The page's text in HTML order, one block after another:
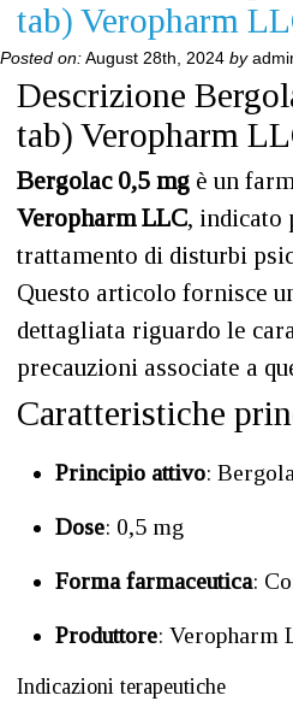
tab) Veropharm
Posted on:August 28th, 2024 by
Descrizione
tab) Veropharm
Bergolac 0,5 mg è un
Veropharm LLC, indicato
trattamento di disturbi
Questo articolo fornisce
dettagliata riguardo le
precauzioni associate a
Caratteristiche
Principio attivo:
Dose: 0,5 mg
Forma farmaceutica:
Produttore: Veropharm
Indicazioni terapeutiche